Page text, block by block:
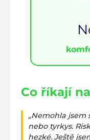
Co říkají
„Nemohla jsem
nebo tyrkys.
hezké. Ještě